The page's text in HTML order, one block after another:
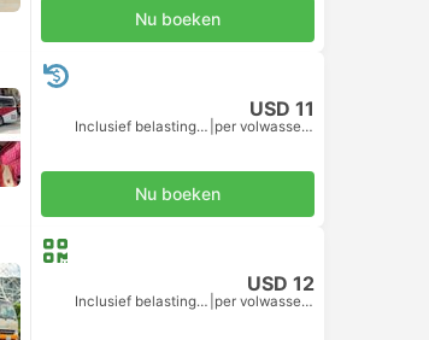
Nu boeken
USD 11
Inclusief belastingen per volwassene
Nu boeken
USD 12
Inclusief belastingen per volwassene